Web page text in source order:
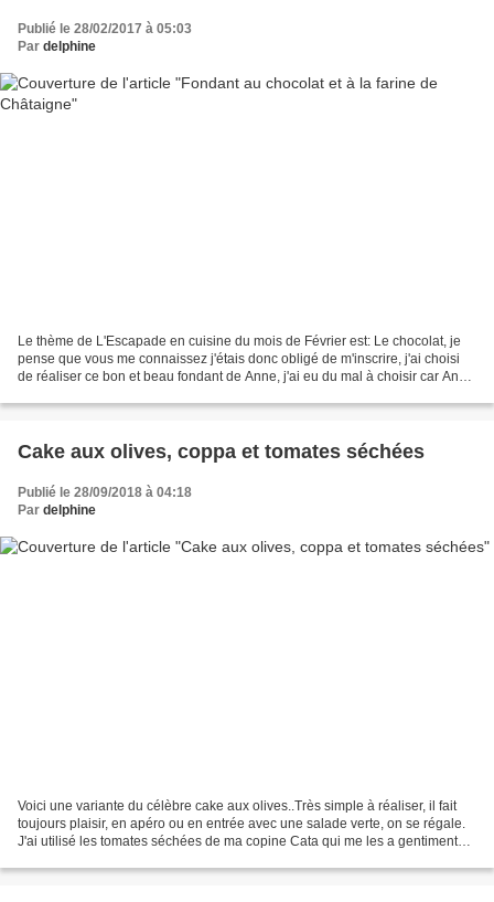
Publié le 28/02/2017 à 05:03
Par delphine
Le thème de L'Escapade en cuisine du mois de Février est: Le chocolat, je
pense que vous me connaissez j'étais donc obligé de m'inscrire, j'ai choisi
de réaliser ce bon et beau fondant de Anne, j'ai eu du mal à choisir car Anne
Cake aux olives, coppa et tomates séchées
Publié le 28/09/2018 à 04:18
Par delphine
Voici une variante du célèbre cake aux olives..Très simple à réaliser, il fait
toujours plaisir, en apéro ou en entrée avec une salade verte, on se régale.
J'ai utilisé les tomates séchées de ma copine Cata qui me les a gentiment